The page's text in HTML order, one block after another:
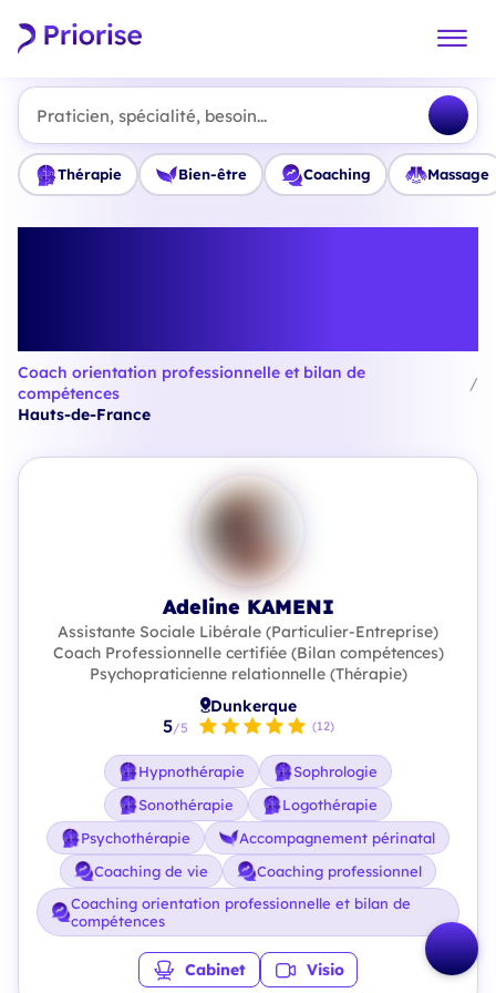
Praticien, spécialité, besoin...
Thérapie Bien-être Coaching Massage
Coach orientation professionnelle et bilan de
compétences
/
Hauts-de-France
Adeline KAMENI
Assistante Sociale Libérale (Particulier-Entreprise)
Coach Professionnelle certifiée (Bilan compétences)
Psychopraticienne relationnelle (Thérapie)
Dunkerque
5/5 (12)
Hypnothérapie
Sophrologie
Sonothérapie
Logothérapie
Psychothérapie
Accompagnement périnatal
Coaching de vie
Coaching professionnel
Coaching orientation professionnelle et bilan de
compétences
Cabinet Visio